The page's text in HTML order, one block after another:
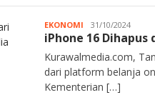
EKONOMI Kurawalmedia
31/10/2024
iPhone 16
Kurawalmedia.com,
dari platform belanja
Kementerian […]